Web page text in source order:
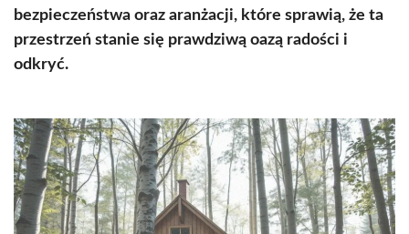
bezpieczeństwa oraz aranżacji, które sprawią, że ta
przestrzeń stanie się prawdziwą oazą radości i
odkryć.